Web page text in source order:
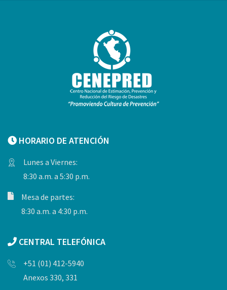
HORARIO DE ATENCIÓN
Lunes a Viernes:
8:30 a.m. a 5:30 p.m.
Mesa de partes:
8:30 a.m. a 4:30 p.m.
CENTRAL TELEFÓNICA
+51 (01) 412-5940
Anexos 330, 331